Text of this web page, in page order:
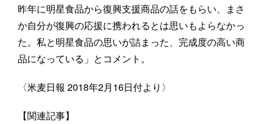
昨年に明星食品から復興支援商品の話をもらい、まさ
か自分が復興の応援に携われるとは思いもよらなかっ
た。私と明星食品の思いが詰まった、完成度の高い商
品になっている」とコメント。
〈米麦日報 2018年2月16日付より〉
【関連記事】